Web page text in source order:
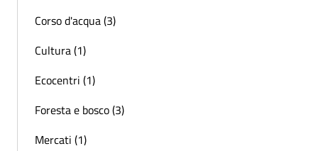
Corso d'acqua (3)
Cultura (1)
Ecocentri (1)
Foresta e bosco (3)
Mercati (1)